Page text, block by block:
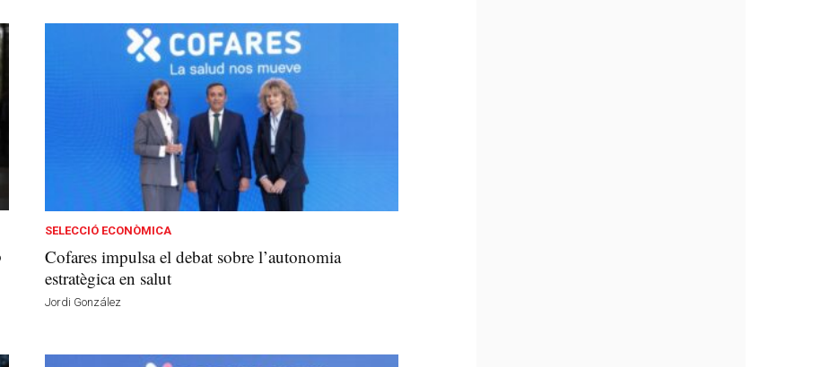
SELECCIÓ ECONÒMICA
Cofares impulsa el debat sobre l’autonomia
estratègica en salut
Jordi González